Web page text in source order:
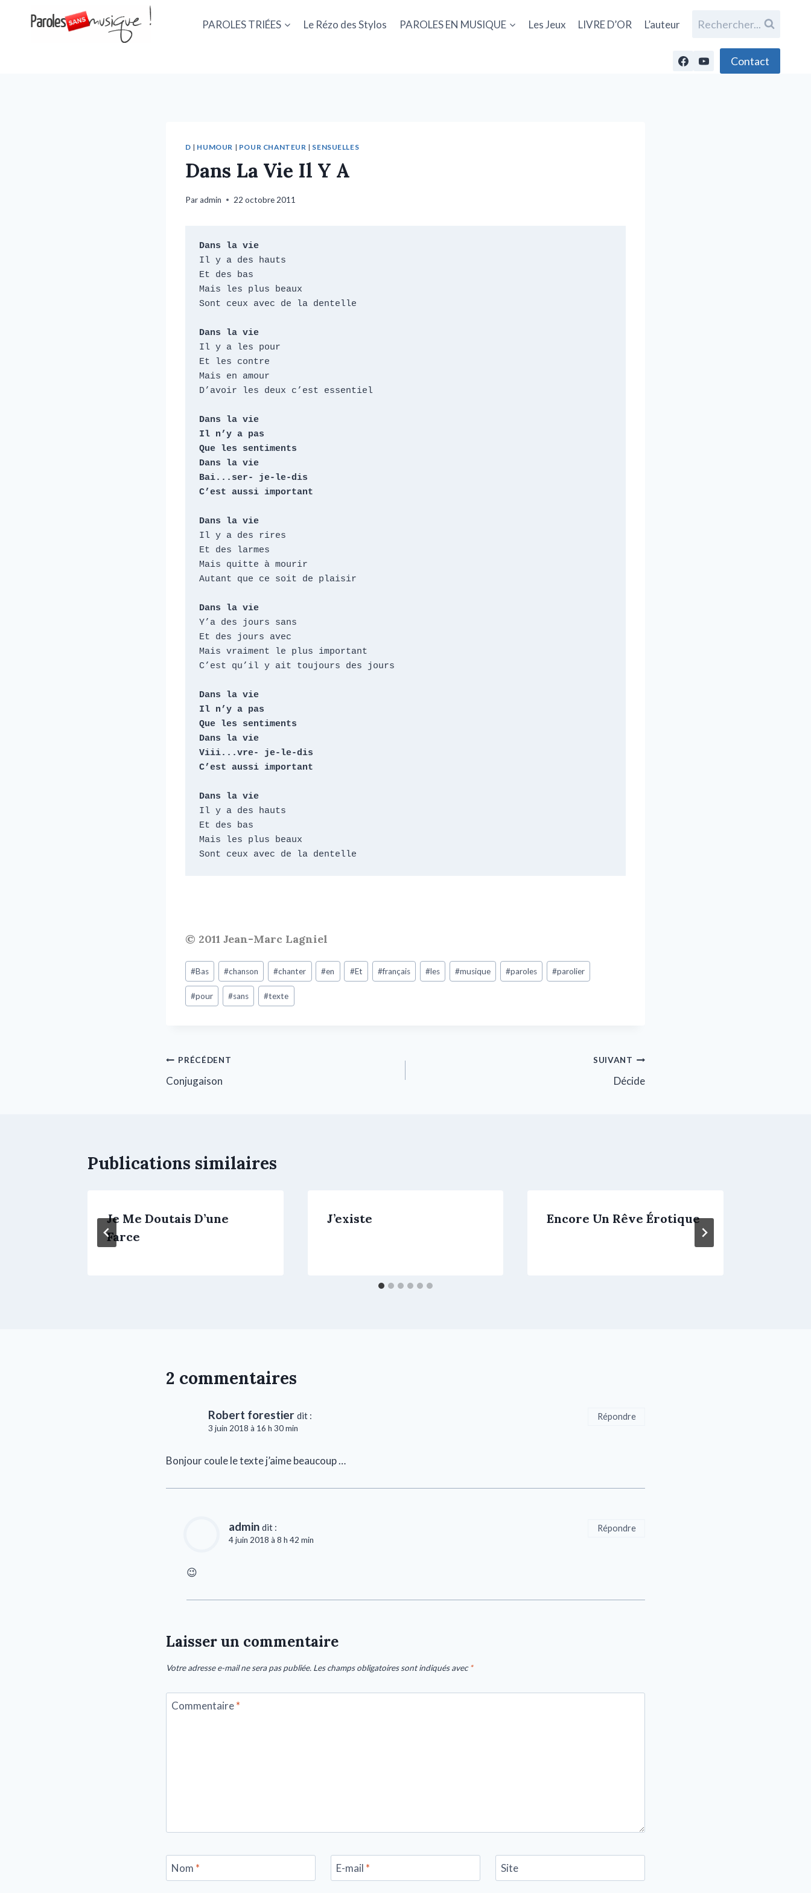
PAROLES TRIÉES Le Rézo des Stylos PAROLES EN MUSIQUE Les Jeux LIVRE D’OR L’auteur Rechercher...
Contact
D | HUMOUR | POUR CHANTEUR | SENSUELLES
Dans La Vie Il Y A
Paradmin 22 octobre 2011
Dans la vie
Il y a des hauts
Et des bas
Mais les plus beaux
Sont ceux avec de la dentelle
Dans la vie
Il y a les pour
Et les contre
Mais en amour
D’avoir les deux c’est essentiel
Dans la vie
Il n’y a pas
Que les sentiments
Dans la vie
Bai...ser- je-le-dis
C’est aussi important
Dans la vie
Il y a des rires
Et des larmes
Mais quitte à mourir
Autant que ce soit de plaisir
Dans la vie
Y’a des jours sans
Et des jours avec
Mais vraiment le plus important
C’est qu’il y ait toujours des jours
Dans la vie
Il n’y a pas
Que les sentiments
Dans la vie
Viii...vre- je-le-dis
C’est aussi important
Dans la vie
Il y a des hauts
Et des bas
Mais les plus beaux
Sont ceux avec de la dentelle
© 2011 Jean-Marc Lagniel
#Bas #chanson #chanter #en #Et #français #les #musique #paroles #parolier
#pour #sans #texte
PRÉCÉDENT
Conjugaison
SUIVANT
Décide
Publications similaires
Je Me Doutais D’une
Farce
J’existe Encore Un Rêve Érotique
2 commentaires
Robert forestier dit :
3 juin 2018 à 16 h 30 min
Bonjour coule le texte j’aime beaucoup …
Répondre
admin dit :
4 juin 2018 à 8 h 42 min
😉
Répondre
Laisser un commentaire
Votre adresse e-mail ne sera pas publiée. Les champs obligatoires sont indiqués avec*
Commentaire*
Nom * E-mail * Site